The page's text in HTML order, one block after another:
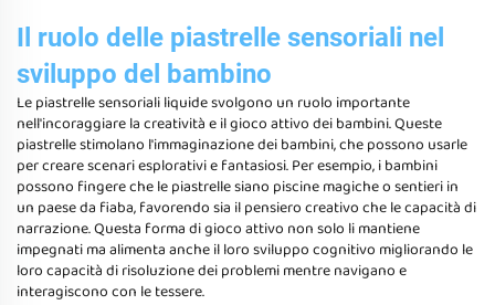
Il ruolo delle piastrelle sensoriali nel
sviluppo del bambino
Le piastrelle sensoriali liquide svolgono un ruolo importante
nell'incoraggiare la creatività e il gioco attivo dei bambini. Queste
piastrelle stimolano l'immaginazione dei bambini, che possono usarle
per creare scenari esplorativi e fantasiosi. Per esempio, i bambini
possono fingere che le piastrelle siano piscine magiche o sentieri in
un paese da fiaba, favorendo sia il pensiero creativo che le capacità di
narrazione. Questa forma di gioco attivo non solo li mantiene
impegnati ma alimenta anche il loro sviluppo cognitivo migliorando le
loro capacità di risoluzione dei problemi mentre navigano e
interagiscono con le tessere.